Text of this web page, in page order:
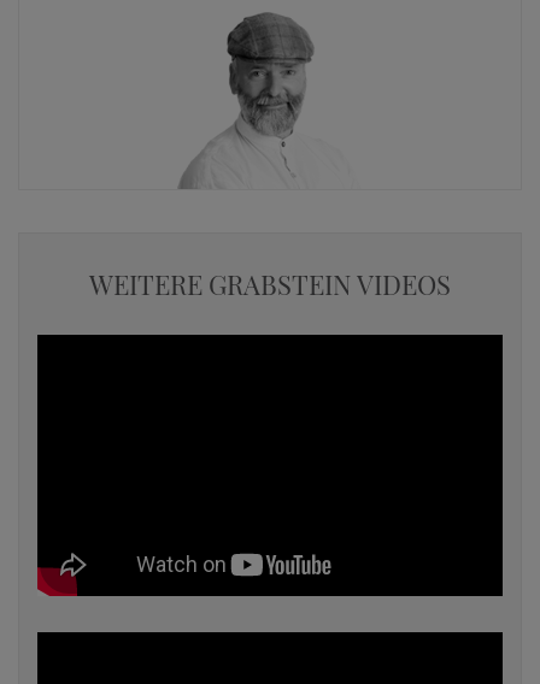
WEITERE GRABSTEIN VIDEOS